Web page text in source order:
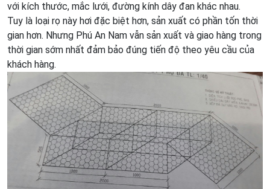
với kích thước, mắc lưới, đường kính dây đan khác nhau.
Tuy là loại rọ này hơi đặc biệt hơn, sản xuất có phần tốn thời
gian hơn. Nhưng Phú An Nam vẫn sản xuất và giao hàng trong
thời gian sớm nhất đảm bảo đúng tiến độ theo yêu cầu của
khách hàng.